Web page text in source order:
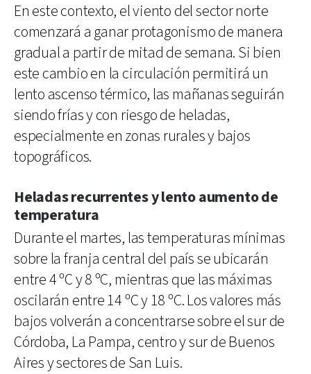
En este contexto, el viento del sector norte
comenzará a ganar protagonismo de manera
gradual a partir de mitad de semana. Si bien
este cambio en la circulación permitirá un
lento ascenso térmico, las mañanas seguirán
siendo frías y con riesgo de heladas,
especialmente en zonas rurales y bajos
topográficos.
Heladas recurrentes y lento aumento de
temperatura
Durante el martes, las temperaturas mínimas
sobre la franja central del país se ubicarán
entre 4 ºC y 8 ºC, mientras que las máximas
oscilarán entre 14 ºC y 18 ºC. Los valores más
bajos volverán a concentrarse sobre el sur de
Córdoba, La Pampa, centro y sur de Buenos
Aires y sectores de San Luis.